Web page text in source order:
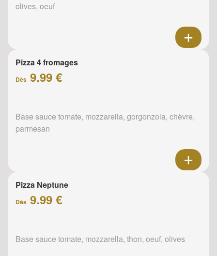
olives, oeuf
Pizza 4 fromages
Dès 9.99 €
Base sauce tomate, mozzarella, gorgonzola, chèvre,
parmesan
Pizza Neptune
Dès 9.99 €
Base sauce tomate, mozzarella, thon, oeuf, olives